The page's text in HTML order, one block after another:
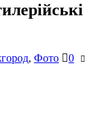
, Фото
0